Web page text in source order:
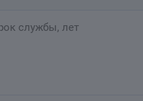
службы, лет